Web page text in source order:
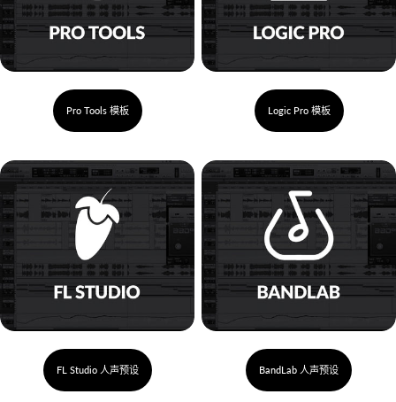
Pro Tools 模板 Logic Pro 模板
FL Studio 人声预设 BandLab 人声预设